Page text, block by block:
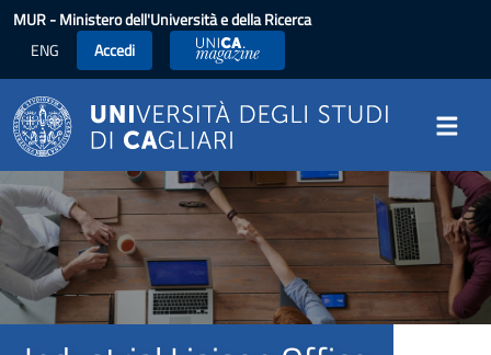
Salta al contenuto principale
MUR- Ministero dell'Università e della Ricerca
ENG
Accedi UniCA News